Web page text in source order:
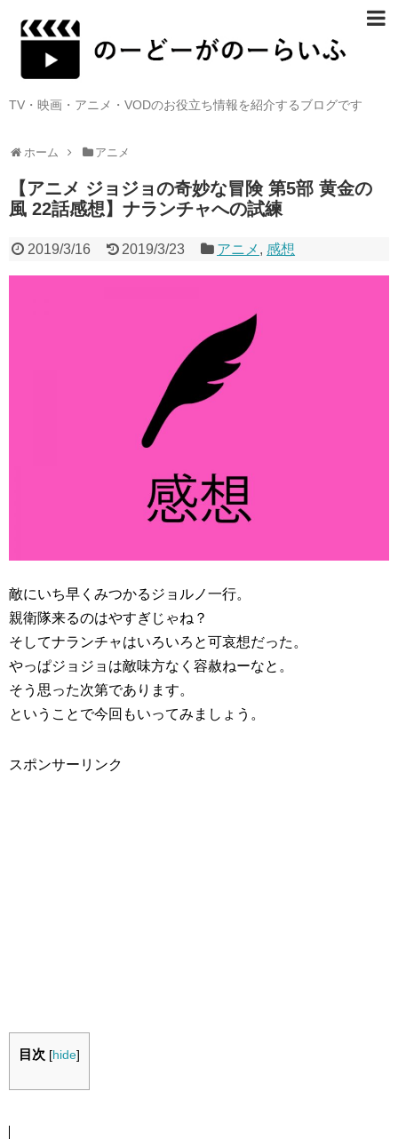
TV・映画・アニメ・VODのお役立ち情報を紹介するブログです
ホーム アニメ
【アニメ ジョジョの奇妙な冒険 第5部 黄金の
風 22話感想】ナランチャへの試練
2019/3/16 2019/3/23 アニメ ,感想
敵にいち早くみつかるジョルノ一行。
親衛隊来るのはやすぎじゃね？
そしてナランチャはいろいろと可哀想だった。
やっぱジョジョは敵味方なく容赦ねーなと。
そう思った次第であります。
ということで今回もいってみましょう。
スポンサーリンク
目次 [hide]